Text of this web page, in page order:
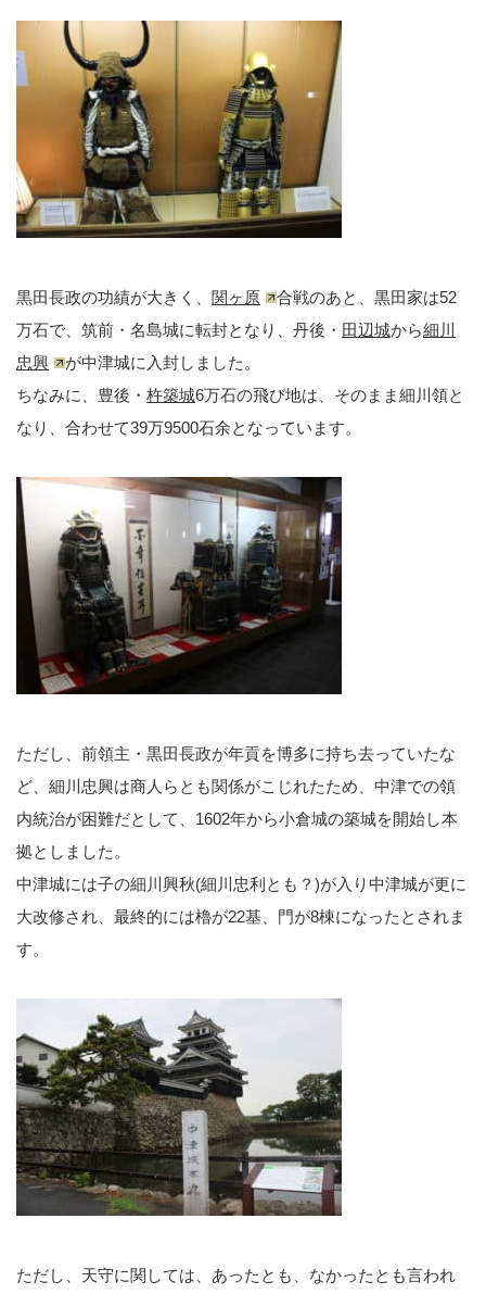
黒田長政の功績が大きく、 関ヶ原
合戦のあと、黒田家は52
万石で、筑前・名島城に転封となり、丹後・ 田辺城から細川
忠興
が中津城に入封しました。
ちなみに、豊後・ 杵築城6万石の飛び地は、そのまま細川領と
なり、合わせて39万9500石余となっています。
ただし、前領主・黒田長政が年貢を博多に持ち去っていたな
ど、細川忠興は商人らとも関係がこじれたため、中津での領
内統治が困難だとして、1602年から小倉城の築城を開始し本
拠としました。
中津城には子の細川興秋(細川忠利とも？)が入り中津城が更に
大改修され、最終的には櫓が22基、門が8棟になったとされま
す。
ただし、天守に関しては、あったとも、なかったとも言われ